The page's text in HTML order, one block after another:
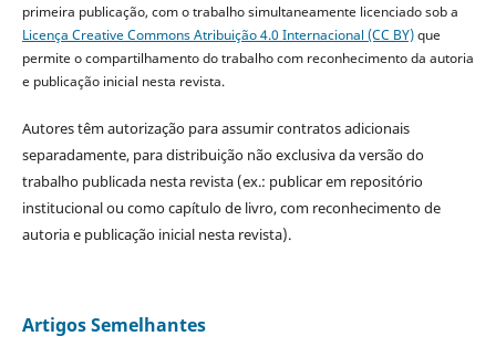
primeira publicação, com o trabalho simultaneamente licenciado sob a
Licença Creative Commons Atribuição 4.0 Internacional (CC BY)que
permite o compartilhamento do trabalho com reconhecimento da autoria
e publicação inicial nesta revista.
Autores têm autorização para assumir contratos adicionais
separadamente, para distribuição não exclusiva da versão do
trabalho publicada nesta revista (ex.: publicar em repositório
institucional ou como capítulo de livro, com reconhecimento de
autoria e publicação inicial nesta revista).
Artigos Semelhantes